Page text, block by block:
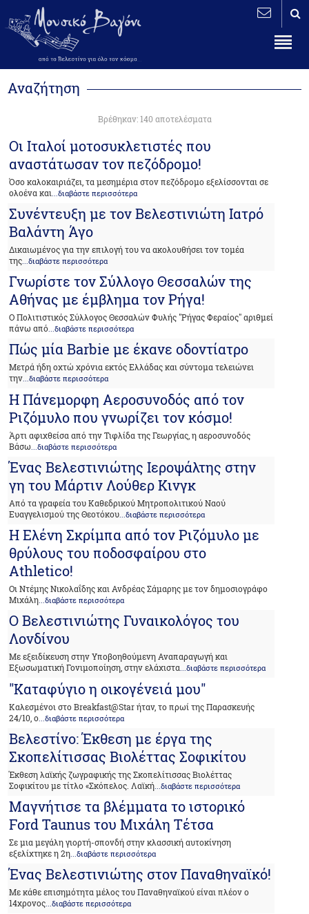
Αναζήτηση
Βρέθηκαν: 140 αποτελέσματα
Οι Ιταλοί μοτοσυκλετιστές που
αναστάτωσαν τον πεζόδρομο!
Όσο καλοκαιριάζει, τα μεσημέρια στον πεζόδρομο εξελίσσονται σε
ολοένα και ...διαβάστε περισσότερα
Συνέντευξη με τον Βελεστινιώτη Ιατρό
Βαλάντη Άγο
Δικαιωμένος για την επιλογή του να ακολουθήσει τον τομέα
της...διαβάστε περισσότερα
Γνωρίστε τον Σύλλογο Θεσσαλών της
Αθήνας με έμβλημα τον Ρήγα!
Ο Πολιτιστικός Σύλλογος Θεσσαλών Φυλής "Ρήγας Φεραίος" αριθμεί
πάνω από...διαβάστε περισσότερα
Πώς μία Barbie με έκανε οδοντίατρο
Μετρά ήδη οχτώ χρόνια εκτός Ελλάδας και σύντομα τελειώνει
την...διαβάστε περισσότερα
Η Πάνεμορφη Αεροσυνοδός από τον
Ριζόμυλο που γνωρίζει τον κόσμο!
Άρτι αφιχθείσα από την Τιφλίδα της Γεωργίας, η αεροσυνοδός
Βάσω ...διαβάστε περισσότερα
Ένας Βελεστινιώτης Ιεροψάλτης στην
γη του Μάρτιν Λούθερ Κινγκ
Από τα γραφεία του Καθεδρικού Μητροπολιτικού Ναού
Ευαγγελισμού της Θεοτόκου...διαβάστε περισσότερα
H Eλένη Σκρίμπα από τον Ριζόμυλο με
θρύλους του ποδοσφαίρου στο
Αthletico!
Οι Ντέμης Νικολαΐδης και Ανδρέας Σάμαρης με τον δημοσιογράφο
Μιχάλη...διαβάστε περισσότερα
Ο Βελεστινιώτης Γυναικολόγος του
Λονδίνου
Με εξειδίκευση στην Υποβοηθούμενη Αναπαραγωγή και
Εξωσωματική Γονιμοποίηση, στην ελάχιστα...διαβάστε περισσότερα
"Καταφύγιο η οικογένειά μου"
Καλεσμένοι στο Breakfast@Star ήταν, το πρωί της Παρασκευής
24/10, ο ...διαβάστε περισσότερα
Βελεστίνο: Έκθεση με έργα της
Σκοπελίτισσας Βιολέττας Σοφικίτου
Έκθεση λαϊκής ζωγραφικής της Σκοπελίτισσας Βιολέττας
Σοφικίτου με τίτλο «Σκόπελος. Λαϊκή...διαβάστε περισσότερα
Μαγνήτισε τα βλέμματα το ιστορικό
Ford Taunus του Μιχάλη Τέτσα
Σε μια μεγάλη γιορτή-σπονδή στην κλασσική αυτοκίνηση
εξελίχτηκε η 2η...διαβάστε περισσότερα
Ένας Βελεστινιώτης στον Παναθηναϊκό!
Με κάθε επισημότητα μέλος του Παναθηναϊκού είναι πλέον ο
14χρονος...διαβάστε περισσότερα